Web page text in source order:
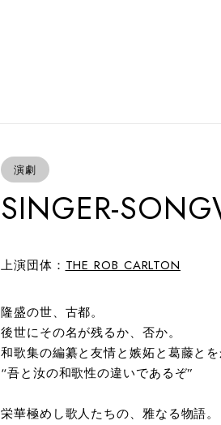
演劇
SINGER-
上演団体： THE ROB CARLTON
隆盛の世、古都。
後世にその名が残るか、否か。
和歌集の編纂と友情と嫉妬と葛藤とを
“吾と汝の和歌性の違いであるぞ”
栄華極めし歌人たちの、雅なる物語。